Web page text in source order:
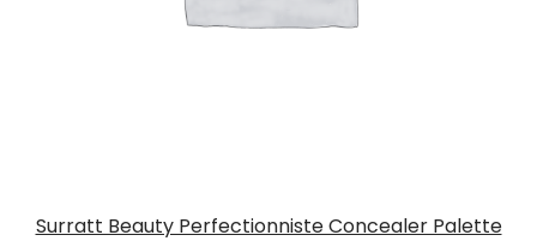
Surratt Beauty Perfectionniste Concealer Palette